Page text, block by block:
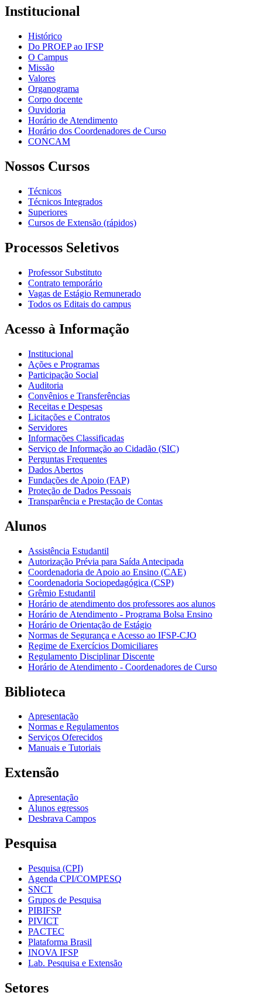
Institucional
Histórico
Do PROEP ao IFSP
O Campus
Missão
Valores
Organograma
Corpo docente
Ouvidoria
Horário de Atendimento
Horário dos Coordenadores de Curso
CONCAM
Nossos Cursos
Técnicos
Técnicos Integrados
Superiores
Cursos de Extensão (rápidos)
Processos Seletivos
Professor Substituto
Contrato temporário
Vagas de Estágio Remunerado
Todos os Editais do campus
Acesso à Informação
Institucional
Ações e Programas
Participação Social
Auditoria
Convênios e Transferências
Receitas e Despesas
Licitações e Contratos
Servidores
Informações Classificadas
Serviço de Informação ao Cidadão (SIC)
Perguntas Frequentes
Dados Abertos
Fundações de Apoio (FAP)
Proteção de Dados Pessoais
Transparência e Prestação de Contas
Alunos
Assistência Estudantil
Autorização Prévia para Saída Antecipada
Coordenadoria de Apoio ao Ensino (CAE)
Coordenadoria Sociopedagógica (CSP)
Grêmio Estudantil
Horário de atendimento dos professores aos alunos
Horário de Atendimento - Programa Bolsa Ensino
Horário de Orientação de Estágio
Normas de Segurança e Acesso ao IFSP-CJO
Regime de Exercícios Domiciliares
Regulamento Disciplinar Discente
Horário de Atendimento - Coordenadores de Curso
Biblioteca
Apresentação
Normas e Regulamentos
Serviços Oferecidos
Manuais e Tutoriais
Extensão
Apresentação
Alunos egressos
Desbrava Campos
Pesquisa
Pesquisa (CPI)
Agenda CPI/COMPESQ
SNCT
Grupos de Pesquisa
PIBIFSP
PIVICT
PACTEC
Plataforma Brasil
INOVA IFSP
Lab. Pesquisa e Extensão
Setores